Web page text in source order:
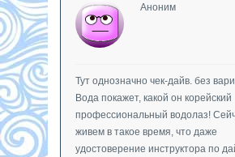
Аноним
Тут однозначно чек-дайв. без
Вода покажет, какой он корейский
профессиональный водолаз!
живем в такое время, что даже
удостоверение инструктора по